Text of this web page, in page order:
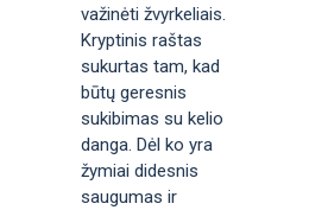
važinėti žvyrkeliais.
Kryptinis raštas
sukurtas tam, kad
būtų geresnis
sukibimas su kelio
danga. Dėl ko yra
žymiai didesnis
saugumas ir